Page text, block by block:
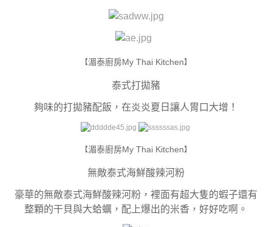
【湄泰廚房My Thai Kitchen】
泰式打拋豬
夠味的打拋豬配飯，在炎炎夏日讓人胃口大增！
【湄泰廚房My Thai Kitchen】
無敵泰式海鮮酸辣河粉
豪華的無敵泰式海鮮酸辣河粉，裡面有超大隻的蝦子還有
整顆的干貝與大蛤蠣，配上爆出的米香，好好吃啊。